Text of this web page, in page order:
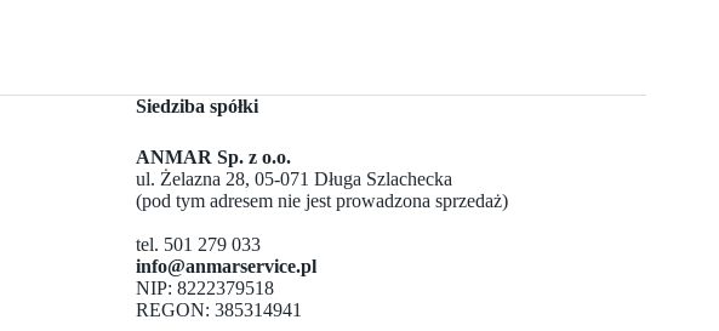
Siedziba spółki
ANMAR Sp. z o.o.
ul. Żelazna 28, 05-071 Długa Szlachecka
(pod tym adresem nie jest prowadzona sprzedaż)
tel. 501 279 033
info@anmarservice.pl
NIP: 8222379518
REGON: 385314941